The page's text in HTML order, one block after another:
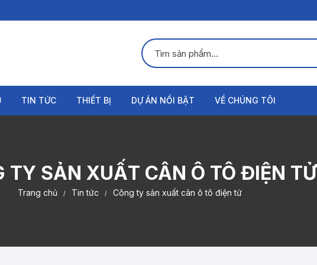
TIN TỨC THIẾT BỊ
Loadcell cân ô tô
DỰ ÁN NỔI BẬT VỀ CHÚNG TÔI
TY SẢN XUẤT CÂN Ô TÔ ĐIỆN TỬ
Trang chủ Tin tức Công ty sản xuất cân ô tô điện tử